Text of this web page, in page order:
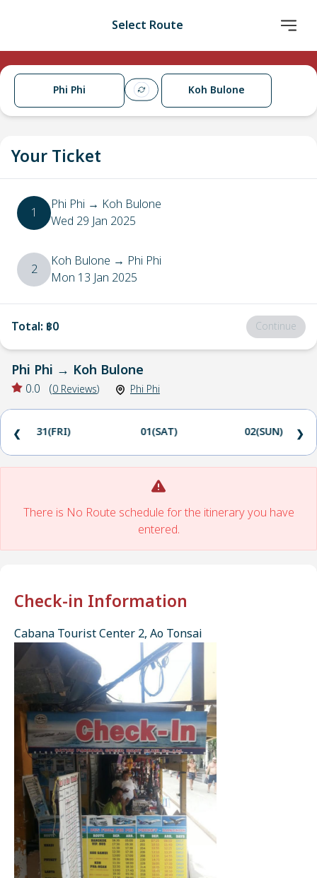
Select Route
Phi Phi Koh Bulone
Your Ticket
1 Phi Phi → Koh Bulone
Wed 29 Jan 2025
2 Koh Bulone → Phi Phi
Mon 13 Jan 2025
Total: ฿0 Continue
Phi Phi → Koh Bulone
0.0 (0 Reviews) Phi Phi
31(FRI) 01(SAT) 02(SUN)
❮ ❯
There is No Route schedule for the itinerary you have
entered.
Check-in Information
Cabana Tourist Center 2, Ao Tonsai